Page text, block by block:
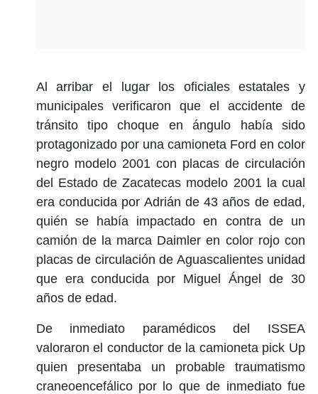
Al arribar el lugar los oficiales estatales y
municipales verificaron que el accidente de
tránsito tipo choque en ángulo había sido
protagonizado por una camioneta Ford en color
negro modelo 2001 con placas de circulación
del Estado de Zacatecas modelo 2001 la cual
era conducida por Adrián de 43 años de edad,
quién se había impactado en contra de un
camión de la marca Daimler en color rojo con
placas de circulación de Aguascalientes unidad
que era conducida por Miguel Ángel de 30
años de edad.
De inmediato paramédicos del ISSEA
valoraron el conductor de la camioneta pick Up
quien presentaba un probable traumatismo
craneoencefálico por lo que de inmediato fue